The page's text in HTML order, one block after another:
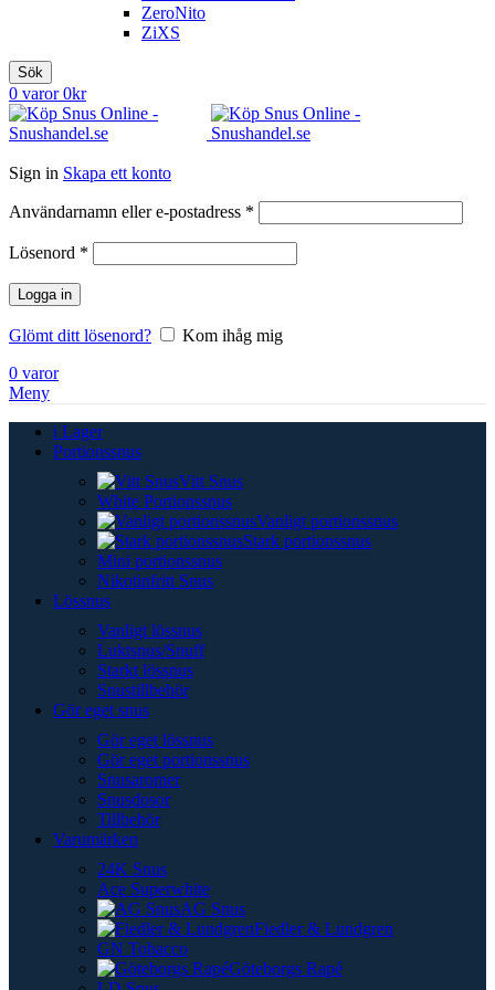
ZeroNito
ZiXS
Sök
0 varor 0kr
Sign in Skapa ett konto
Användarnamn eller e-postadress *
Lösenord *
Logga in
Glömt ditt lösenord?
Kom ihåg mig
0 varor
Meny
i Lager
Portionssnus
Vitt Snus
White Portionssnus
Vanligt portionssnus
Stark portionssnus
Mini portionssnus
Nikotinfritt Snus
Lössnus
Vanligt lössnus
Luktsnus/Snuff
Starkt lössnus
Snustillbehör
Gör eget snus
Gör eget lössnus
Gör eget portionssnus
Snusaromer
Snusdosor
Tillbehör
Varumärken
24K Snus
Ace Superwhite
AG Snus
Fiedler & Lundgren
GN Tobacco
Göteborgs Rapé